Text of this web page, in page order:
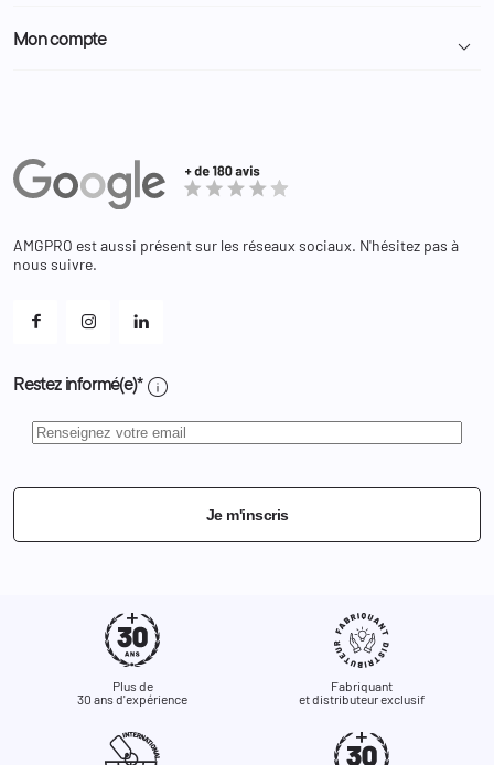
Nous contacter
Administration
Police Municipale | ASVP
Equipements
Bagagerie
Mon compte 
Adresses
Bons de réduction
Et les cookies ?
AMGPRO est aussi présent sur les réseaux sociaux. N'hésitez pas à
nous suivre.
Restez informé(e)* info
Je m'inscris
Plus de
30 ans d'expérience
Fabriquant
et distributeur exclusif